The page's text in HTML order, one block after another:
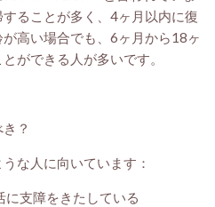
ることが多く、4ヶ月以内に復
高い場合でも、6ヶ月から18ヶ
ができる人が多いです。
？
な人に向いています：
支障をきたしている